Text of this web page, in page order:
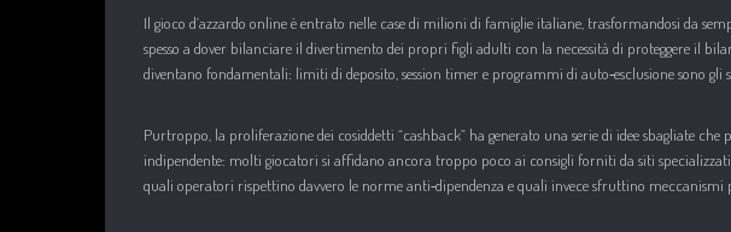
Il gioco d’azzardo online è entrato nelle case di milioni di famiglie italiane, trasformandosi da
spesso a dover bilanciare il divertimento dei propri figli adulti con la necessità di proteggere il
diventano fondamentali: limiti di deposito, session timer e programmi di auto‑esclusione sono
Purtroppo, la proliferazione dei cosiddetti “cashback” ha generato una serie di idee sbagliate
indipendente: molti giocatori si affidano ancora troppo poco ai consigli forniti da siti
quali operatori rispettino davvero le norme anti‑dipendenza e quali invece sfruttino